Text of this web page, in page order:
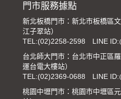
門市服務據點
新北板橋門市：新北市板橋區
江子翠站）
TEL:(02)2258-2598
LINE
台北師大門市：台北市中正區
運台電大樓站）
TEL:(02)2369-0688
LINE
桃園中壢門市：桃園市中壢區